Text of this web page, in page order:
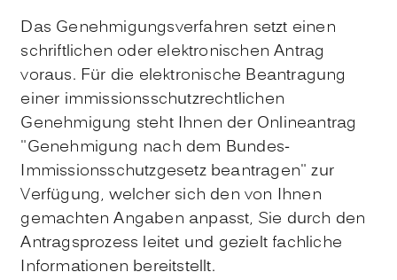
Das Genehmigungsverfahren setzt einen
schriftlichen oder elektronischen Antrag
voraus. Für die elektronische Beantragung
einer immissionsschutzrechtlichen
Genehmigung steht Ihnen der Onlineantrag
"Genehmigung nach dem Bundes-
Immissionsschutzgesetz beantragen" zur
Verfügung, welcher sich den von Ihnen
gemachten Angaben anpasst, Sie durch den
Antragsprozess leitet und gezielt fachliche
Informationen bereitstellt.